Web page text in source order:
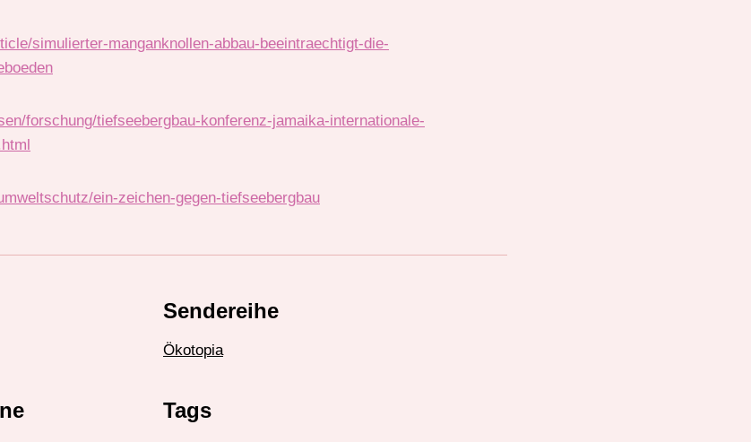
simulierter-manganknollen-abbau-beeintraechtigt-die-
forschung/tiefseebergbau-konferenz-jamaika-internationale-
ein-zeichen-gegen-tiefseebergbau
Sendereihe
Ökotopia
Tags